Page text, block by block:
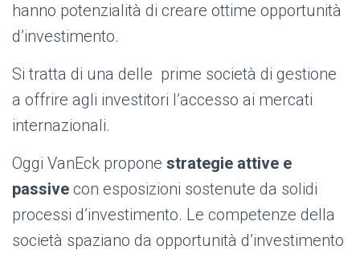
hanno potenzialità di creare ottime opportunità
d’investimento.
Si tratta di una delle prime società di gestione
a offrire agli investitori l’accesso ai mercati
internazionali.
Oggi VanEck propone strategie attive e
passive con esposizioni sostenute da solidi
processi d’investimento. Le competenze della
società spaziano da opportunità d’investimento